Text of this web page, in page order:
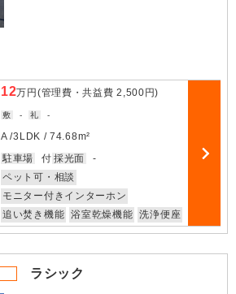
12万円 (管理費・共益費2,500円)
敷 - 礼 -
A /3LDK /74.68m²
駐車場
付 採光面
-
ペット可・相談
モニター付きインターホン
追い焚き機能 浴室乾燥機能 洗浄便座
ラシック